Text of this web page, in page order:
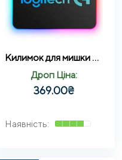
Килимок для мишки RGB Logitech L-350 RS-02 (25*35*0.3)
Дроп Ціна:
369.00₴